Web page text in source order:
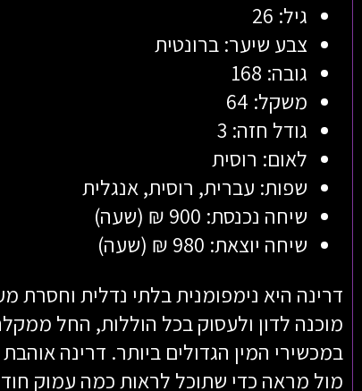
גיל: 26
צבע שיער: ברונטית
גובה: 168
משקל: 64
גודל חזה: 3
לאום: רוסית
שפות: עברית, רוסית, אנגלית
שיחה נכנסת: 900 ₪ (שעה)
שיחה יוצאת: 980 ₪ (שעה)
דרינה היא נימפומנית בלתי נדלית וחסרת
מוכנה לדון ולעסוק בכל הוללות, החל
במכשירי המין הגדולים ביותר. דרינה
מול מראה כדי שתוכל לראות כמה עמוק